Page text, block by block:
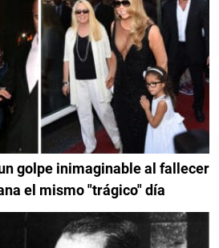
golpe inimaginable al fallecer
el mismo "trágico" día